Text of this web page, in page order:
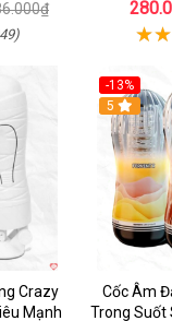
Crazy
Mạnh
-13%
Hot
5
Cốc Âm
Trong Suốt